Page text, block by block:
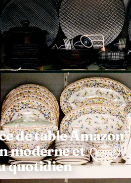
de table Amazon
moderne et
quotidien